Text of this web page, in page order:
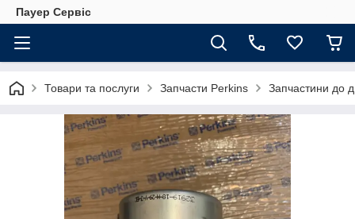
Пауер Сервіс
Товари та послуги Запчасти Perkins Запчастини до